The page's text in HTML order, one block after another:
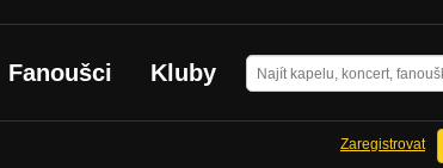
Fanoušci Kluby
Zaregistrovat